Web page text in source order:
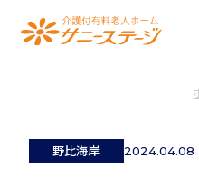
介護付有料老人
野比海岸 2024.04.08